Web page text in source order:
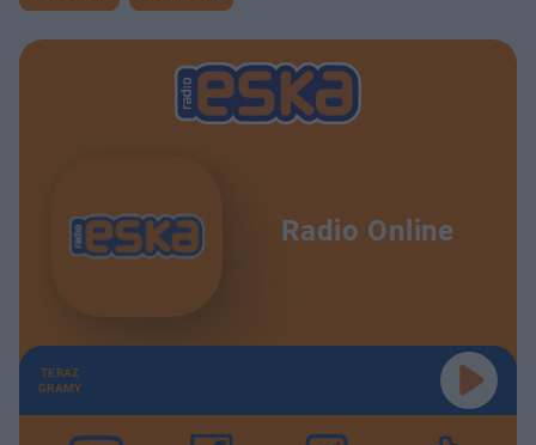
Radio Online
TERAZ
GRAMY